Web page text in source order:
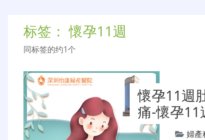
标签：懷孕11週
同标签的约1个
懷孕11週
痛-懷孕11
婦產